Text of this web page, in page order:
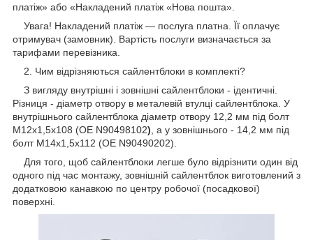
платіж» або «Накладений платіж «Нова пошта».
Увага! Накладений платіж — послуга платна. Її оплачує
отримувач (замовник). Вартість послуги визначається за
тарифами перевізника.
2. Чим відрізняються сайлентблоки в комплекті?
З вигляду внутрішні і зовнішні сайлентблоки - ідентичні.
Різниця - діаметр отвору в металевій втулці сайлентблока. У
внутрішнього сайлентблока діаметр отвору 12,2 мм під болт
М12х1,5х108 (OE N90498102) , а у зовнішнього - 14,2 мм під
болт М14х1,5х112 (OE N90490202).
Для того, щоб сайлентблоки легше було відрізнити один від
одного під час монтажу, зовнішній сайлентблок виготовлений з
додатковою канавкою по центру робочої (посадкової)
поверхні.